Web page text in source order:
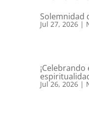
Solemnidad
Jul 27, 2026|
Jul 26, 2026|